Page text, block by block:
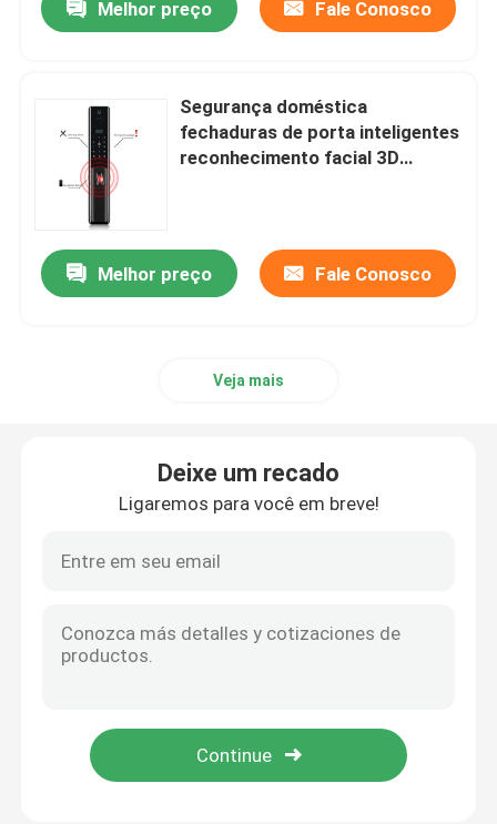
Melhor preço Fale Conosco
Segurança doméstica
fechaduras de porta inteligentes
reconhecimento facial 3D
Melhor preço Fale Conosco
Veja mais
Deixe um recado
Ligaremos para você em breve!